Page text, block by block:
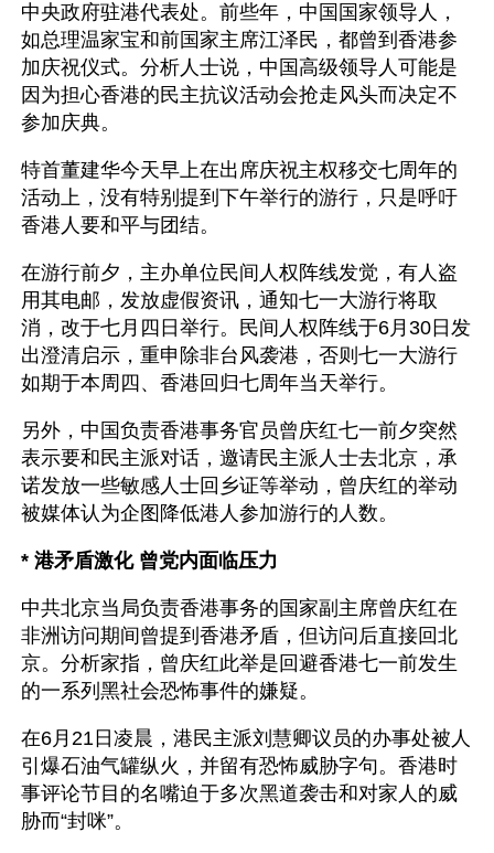
中央政府驻港代表处。前些年，中国国家领导人，
如总理温家宝和前国家主席江泽民，都曾到香港参
加庆祝仪式。分析人士说，中国高级领导人可能是
因为担心香港的民主抗议活动会抢走风头而决定不
参加庆典。
特首董建华今天早上在出席庆祝主权移交七周年的
活动上，没有特别提到下午举行的游行，只是呼吁
香港人要和平与团结。
在游行前夕，主办单位民间人权阵线发觉，有人盗
用其电邮，发放虚假资讯，通知七一大游行将取
消，改于七月四日举行。民间人权阵线于6月30日发
出澄清启示，重申除非台风袭港，否则七一大游行
如期于本周四、香港回归七周年当天举行。
另外，中国负责香港事务官员曾庆红七一前夕突然
表示要和民主派对话，邀请民主派人士去北京，承
诺发放一些敏感人士回乡证等举动，曾庆红的举动
被媒体认为企图降低港人参加游行的人数。
* 港矛盾激化 曾党内面临压力
中共北京当局负责香港事务的国家副主席曾庆红在
非洲访问期间曾提到香港矛盾，但访问后直接回北
京。分析家指，曾庆红此举是回避香港七一前发生
的一系列黑社会恐怖事件的嫌疑。
在6月21日凌晨，港民主派刘慧卿议员的办事处被人
引爆石油气罐纵火，并留有恐怖威胁字句。香港时
事评论节目的名嘴迫于多次黑道袭击和对家人的威
胁而“封咪”。